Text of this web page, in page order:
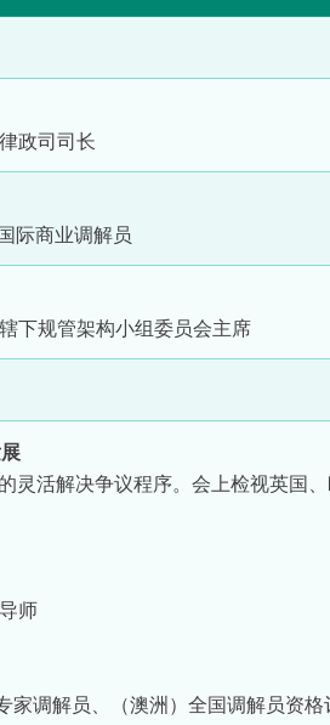
政司司长
际商业调解员
下规管架构小组委员会主席
活解决争议程序。会上检视英国
师
家调解员、（澳洲）全国调解员资